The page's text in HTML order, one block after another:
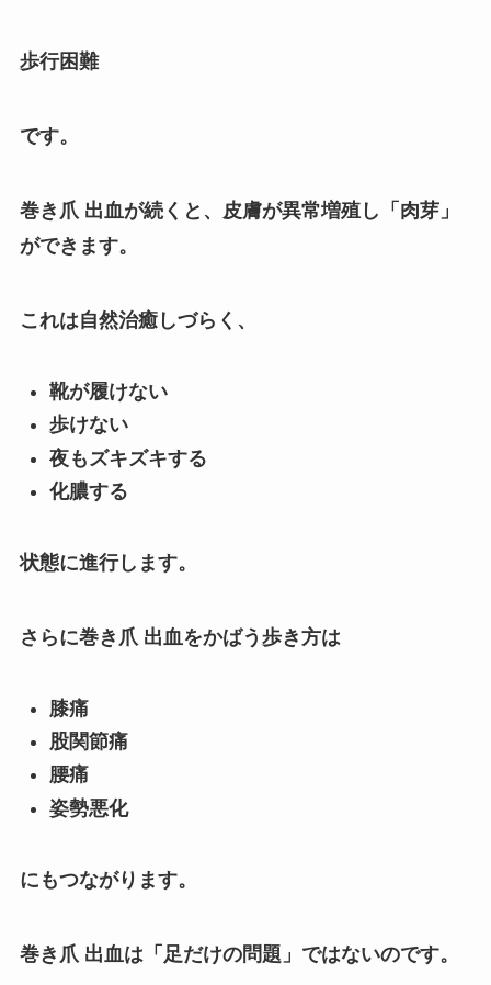
歩行困難
です。
巻き爪 出血が続くと、皮膚が異常増殖し「肉芽」
ができます。
これは自然治癒しづらく、
靴が履けない
歩けない
夜もズキズキする
化膿する
状態に進行します。
さらに巻き爪 出血をかばう歩き方は
膝痛
股関節痛
腰痛
姿勢悪化
にもつながります。
巻き爪 出血は「足だけの問題」ではないのです。